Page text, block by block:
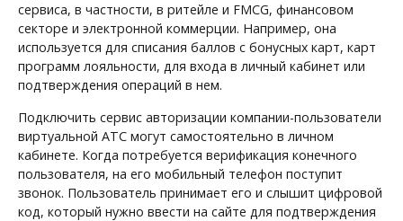
сервиса, в частности, в ритейле и FMCG, финансовом
секторе и электронной коммерции. Например, она
используется для списания баллов с бонусных карт, карт
программ лояльности, для входа в личный кабинет или
подтверждения операций в нем.
Подключить сервис авторизации компании-пользователи
виртуальной АТС могут самостоятельно в личном
кабинете. Когда потребуется верификация конечного
пользователя, на его мобильный телефон поступит
звонок. Пользователь принимает его и слышит цифровой
код, который нужно ввести на сайте для подтверждения